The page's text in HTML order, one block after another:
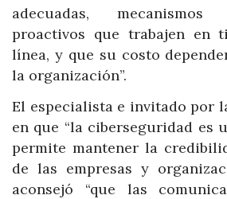
adecuadas,
proactivos que trabajen en
línea, y que su costo
la organización”.
El especialista e invitado por
en que “la ciberseguridad es
permite mantener la
de las empresas y
aconsejó “que las